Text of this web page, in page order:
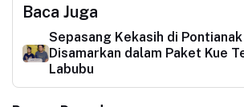
Baca Juga
Sepasang Kekasih di
Disamarkan dalam Paket Kue
Labubu